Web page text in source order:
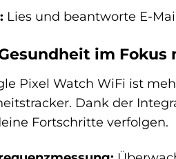
Lies und beantworte E-
im
Pixel Watch WiFi ist
Dank der
Fortschritte verfolgen.